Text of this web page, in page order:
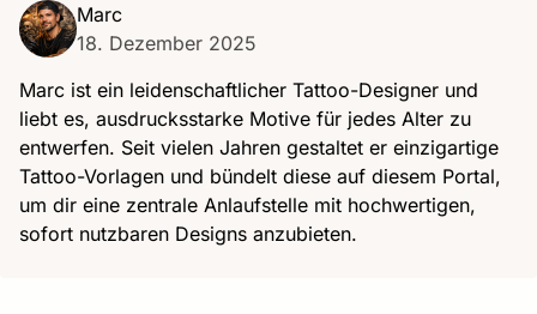
Marc
18. Dezember 2025
Marc ist ein leidenschaftlicher Tattoo-Designer und
liebt es, ausdrucksstarke Motive für jedes Alter zu
entwerfen. Seit vielen Jahren gestaltet er einzigartige
Tattoo-Vorlagen und bündelt diese auf diesem Portal,
um dir eine zentrale Anlaufstelle mit hochwertigen,
sofort nutzbaren Designs anzubieten.